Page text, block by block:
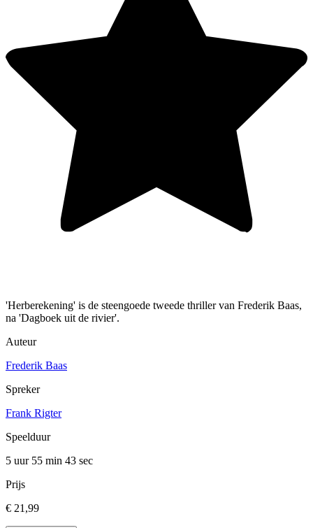
'Herberekening' is de steengoede tweede thriller van Frederik Baas,
na 'Dagboek uit de rivier'.
Auteur
Frederik Baas
Spreker
Frank Rigter
Speelduur
5 uur 55 min 43 sec
Prijs
€ 21,99